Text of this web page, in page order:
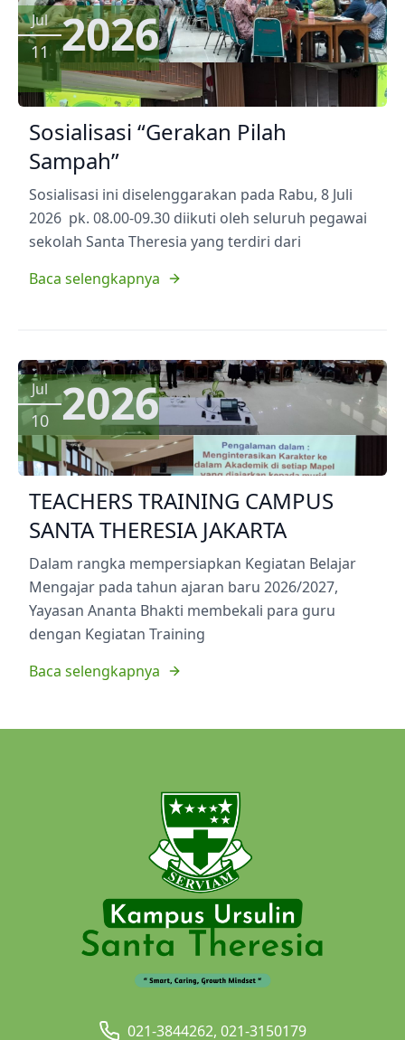
Jul
11 2026
Sosialisasi “Gerakan Pilah
Sampah”
Sosialisasi ini diselenggarakan pada Rabu, 8 Juli
2026 pk. 08.00-09.30 diikuti oleh seluruh pegawai
sekolah Santa Theresia yang terdiri dari
Baca selengkapnya
Jul
10 2026
TEACHERS TRAINING CAMPUS
SANTA THERESIA JAKARTA
Dalam rangka mempersiapkan Kegiatan Belajar
Mengajar pada tahun ajaran baru 2026/2027,
Yayasan Ananta Bhakti membekali para guru
dengan Kegiatan Training
Baca selengkapnya
021-3844262, 021-3150179